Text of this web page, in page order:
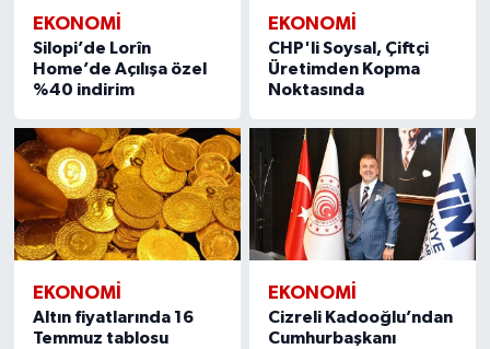
EKONOMI
Silopi’de Lorîn
Home’de Açılışa özel
%40 indirim
EKONOMI
CHP'li Soysal, Çiftçi
Üretimden Kopma
Noktasında
EKONOMI
Altın fiyatlarında 16
Temmuz tablosu
EKONOMI
Cizreli Kadooğlu’ndan
Cumhurbaşkanı